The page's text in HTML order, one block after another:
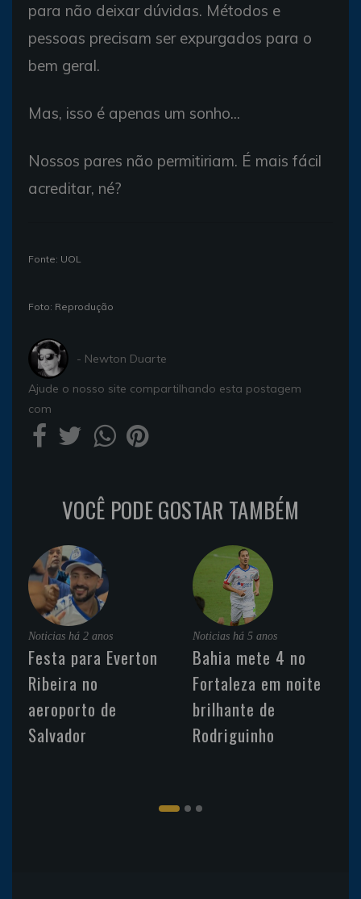
para não deixar dúvidas. Métodos e
pessoas precisam ser expurgados para o
bem geral.
Mas, isso é apenas um sonho...
Nossos pares não permitiriam. É mais fácil
acreditar, né?
Fonte: UOL
Foto: Reprodução
- Newton Duarte
Ajude o nosso site compartilhando esta postagem
com
VOCÊ PODE GOSTAR TAMBÉM
Noticias há 2 anos
Festa para Everton
Ribeira no
aeroporto de
Salvador
Noticias há 5 anos
Bahia mete 4 no
Fortaleza em noite
brilhante de
Rodriguinho